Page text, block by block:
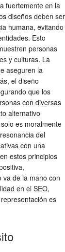
fuertemente en la
diseños deben ser
humana, evitando
Esto
personas
y culturas. La
aseguren la
el diseño
que los
con diversas
alternativo
es moralmente
del
con una
estos principios
va de la mano con
en el SEO,
es